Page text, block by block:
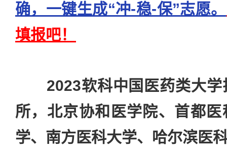
确，一键生成“冲-稳-保”志愿。
填报吧！
2023软科中国医药类大
所，北京协和医学院、首都
学、南方医科大学、哈尔滨医